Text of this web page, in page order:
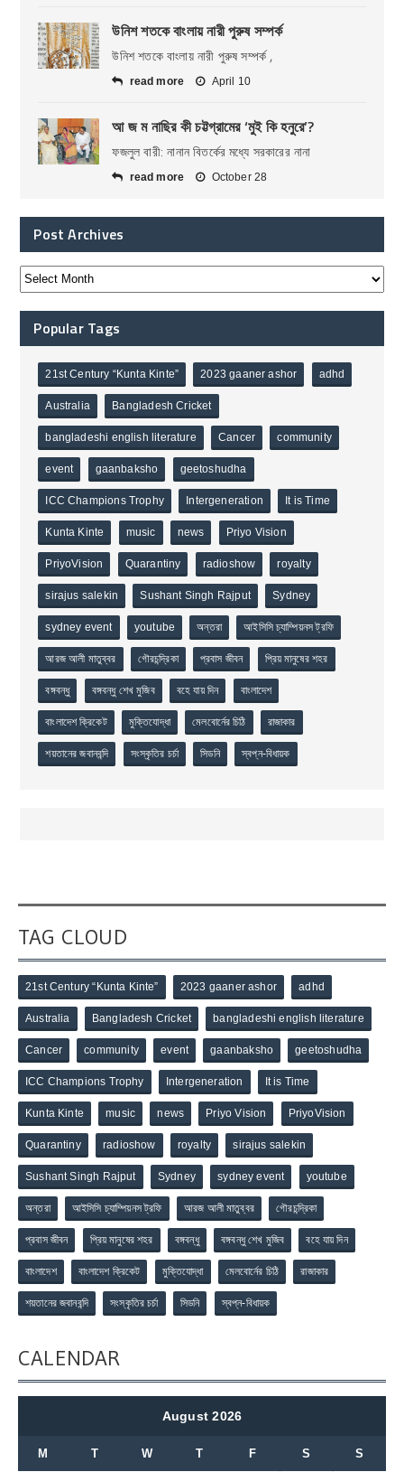
উনিশ শতকে বাংলায় নারী পুরুষ সম্পর্ক
উনিশ শতকে বাংলায় নারী পুরুষ সম্পর্ক ,
read more April 10
আ জ ম নাছির কী চট্টগ্রামের ‘মুই কি হনুরে’?
ফজলুল বারী: নানান বিতর্কের মধ্যে সরকারের নানা
read more October 28
Post Archives
Popular Tags
21st Century “Kunta Kinte” 2023 gaaner ashor adhd
Australia Bangladesh Cricket
bangladeshi english literature Cancer community
event gaanbaksho geetoshudha
ICC Champions Trophy Intergeneration It is Time
Kunta Kinte music news Priyo Vision
PriyoVision Quarantiny radioshow royalty
sirajus salekin Sushant Singh Rajput Sydney
sydney event youtube অন্তরা আইসিসি চ্যাম্পিয়নস ট্রফি
আরজ আলী মাতুব্বর গৌরচন্দ্রিকা প্রবাস জীবন প্রিয় মানুষের শহর
বঙ্গবন্ধু বঙ্গবন্ধু শেখ মুজিব বহে যায় দিন বাংলাদেশ
বাংলাদেশ ক্রিকেট মুক্তিযোদ্ধা মেলবোর্নের চিঠি রাজাকার
শয়তানের জবানবন্দি সংস্কৃতির চর্চা সিডনি স্বপ্ন-বিধায়ক
TAG CLOUD
21st Century “Kunta Kinte” 2023 gaaner ashor adhd
Australia Bangladesh Cricket bangladeshi english literature
Cancer community event gaanbaksho geetoshudha
ICC Champions Trophy Intergeneration It is Time
Kunta Kinte music news Priyo Vision PriyoVision
Quarantiny radioshow royalty sirajus salekin
Sushant Singh Rajput Sydney sydney event youtube
অন্তরা আইসিসি চ্যাম্পিয়নস ট্রফি আরজ আলী মাতুব্বর গৌরচন্দ্রিকা
প্রবাস জীবন প্রিয় মানুষের শহর বঙ্গবন্ধু বঙ্গবন্ধু শেখ মুজিব বহে যায় দিন
বাংলাদেশ বাংলাদেশ ক্রিকেট মুক্তিযোদ্ধা মেলবোর্নের চিঠি রাজাকার
শয়তানের জবানবন্দি সংস্কৃতির চর্চা সিডনি স্বপ্ন-বিধায়ক
CALENDAR
August 2026
M T W T F S S